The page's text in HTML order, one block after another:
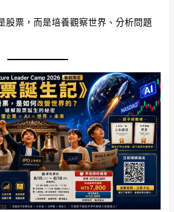
股票，而是培養觀察世界、分析問題